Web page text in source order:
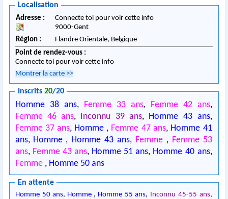
Localisation
Adresse :
Connecte toi pour voir cette info
9000-Gent
Région :
Flandre Orientale, Belgique
Point de rendez-vous :
Connecte toi pour voir cette info
Montrer la carte >>
Inscrits20/20
Homme 38 ans, Femme 33 ans, Femme 42 ans,
Femme 46 ans, Inconnu 39 ans, Homme 43 ans,
Femme 37 ans, Homme , Femme 47 ans, Homme 41
ans, Homme , Homme 43 ans, Femme , Femme 53
ans, Femme 43 ans, Homme 51 ans, Homme 40 ans,
Femme , Homme 50 ans
En attente
Homme 50 ans, Homme , Homme 55 ans, Inconnu 45-55 ans,